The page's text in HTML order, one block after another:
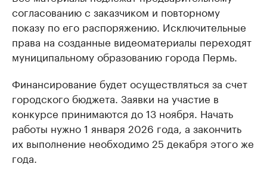
согласованию с заказчиком и повторному
показу по его распоряжению. Исключительные
права на созданные видеоматериалы переходят
муниципальному образованию города Пермь.
Финансирование будет осуществляться за счет
городского бюджета. Заявки на участие в
конкурсе принимаются до 13 ноября. Начать
работы нужно 1 января 2026 года, а закончить
их выполнение необходимо 25 декабря этого же
года.